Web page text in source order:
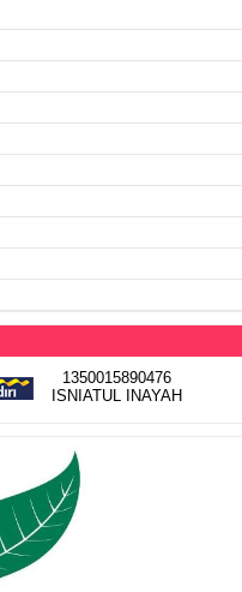
1350015890476
ISNIATUL INAYAH